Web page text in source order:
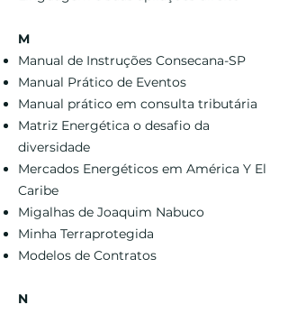
M
Manual de Instruções Consecana-SP
Manual Prático de Eventos
Manual prático em consulta tributária
Matriz Energética o desafio da
diversidade
Mercados Energéticos em América Y El
Caribe
Migalhas de Joaquim Nabuco
Minha Terraprotegida
Modelos de Contratos
N